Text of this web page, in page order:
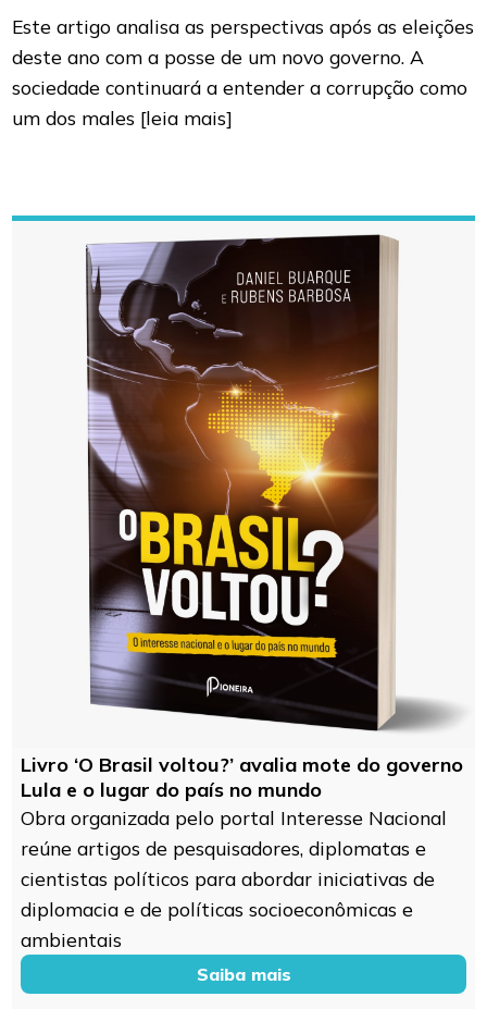
Este artigo analisa as perspectivas após as eleições
deste ano com a posse de um novo governo. A
sociedade continuará a entender a corrupção como
um dos males [leia mais]
Livro ‘O Brasil voltou?’ avalia mote do governo
Lula e o lugar do país no mundo
Obra organizada pelo portal Interesse Nacional
reúne artigos de pesquisadores, diplomatas e
cientistas políticos para abordar iniciativas de
diplomacia e de políticas socioeconômicas e
ambientais
Saiba mais